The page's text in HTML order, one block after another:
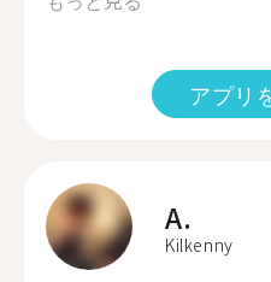
アプリ
A.
Kilkenny